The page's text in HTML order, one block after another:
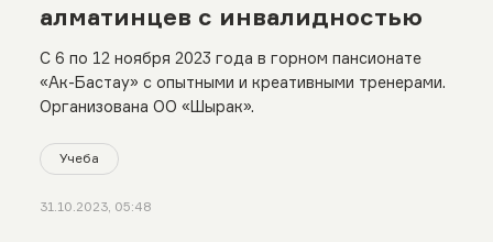
алматинцев с инвалидностью
С 6 по 12 ноября 2023 года в горном пансионате
«Ак-Бастау» с опытными и креативными тренерами.
Организована ОО «Шырак».
Учеба
31.10.2023, 05:48